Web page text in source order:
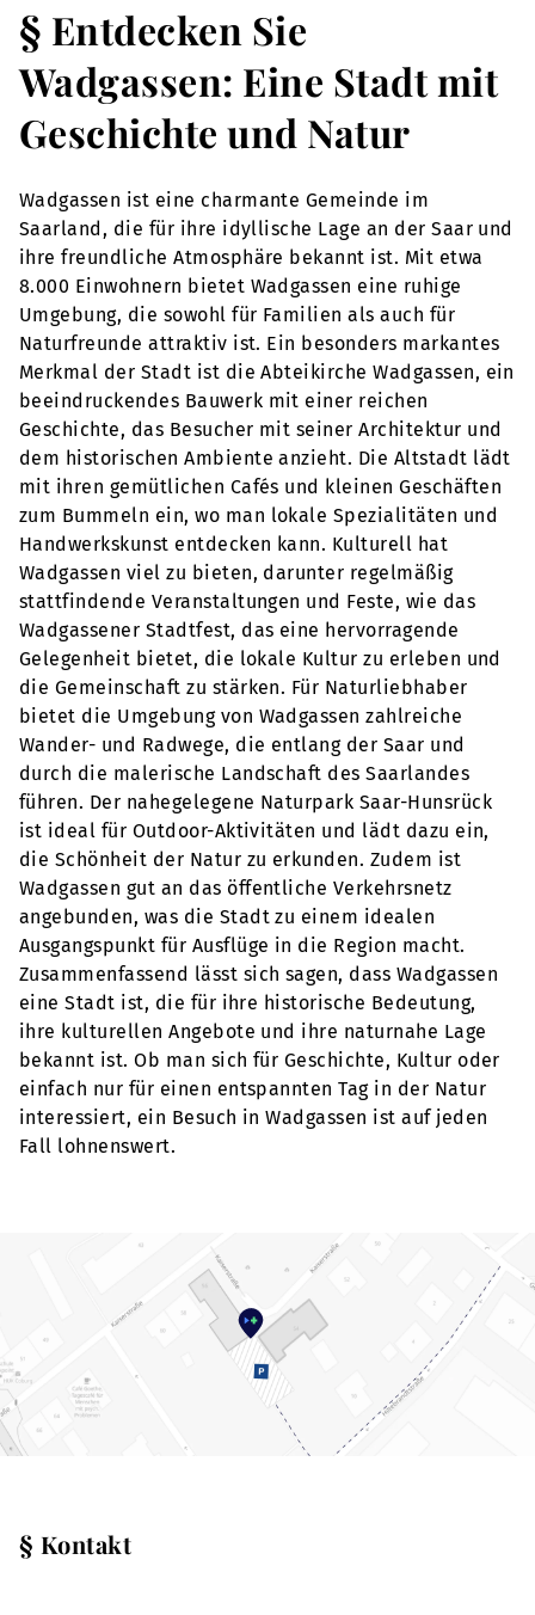
§ Entdecken Sie
Wadgassen: Eine Stadt mit
Geschichte und Natur
Wadgassen ist eine charmante Gemeinde im
Saarland, die für ihre idyllische Lage an der Saar und
ihre freundliche Atmosphäre bekannt ist. Mit etwa
8.000 Einwohnern bietet Wadgassen eine ruhige
Umgebung, die sowohl für Familien als auch für
Naturfreunde attraktiv ist. Ein besonders markantes
Merkmal der Stadt ist die Abteikirche Wadgassen, ein
beeindruckendes Bauwerk mit einer reichen
Geschichte, das Besucher mit seiner Architektur und
dem historischen Ambiente anzieht. Die Altstadt lädt
mit ihren gemütlichen Cafés und kleinen Geschäften
zum Bummeln ein, wo man lokale Spezialitäten und
Handwerkskunst entdecken kann. Kulturell hat
Wadgassen viel zu bieten, darunter regelmäßig
stattfindende Veranstaltungen und Feste, wie das
Wadgassener Stadtfest, das eine hervorragende
Gelegenheit bietet, die lokale Kultur zu erleben und
die Gemeinschaft zu stärken. Für Naturliebhaber
bietet die Umgebung von Wadgassen zahlreiche
Wander- und Radwege, die entlang der Saar und
durch die malerische Landschaft des Saarlandes
führen. Der nahegelegene Naturpark Saar-Hunsrück
ist ideal für Outdoor-Aktivitäten und lädt dazu ein,
die Schönheit der Natur zu erkunden. Zudem ist
Wadgassen gut an das öffentliche Verkehrsnetz
angebunden, was die Stadt zu einem idealen
Ausgangspunkt für Ausflüge in die Region macht.
Zusammenfassend lässt sich sagen, dass Wadgassen
eine Stadt ist, die für ihre historische Bedeutung,
ihre kulturellen Angebote und ihre naturnahe Lage
bekannt ist. Ob man sich für Geschichte, Kultur oder
einfach nur für einen entspannten Tag in der Natur
interessiert, ein Besuch in Wadgassen ist auf jeden
Fall lohnenswert.
§ Kontakt